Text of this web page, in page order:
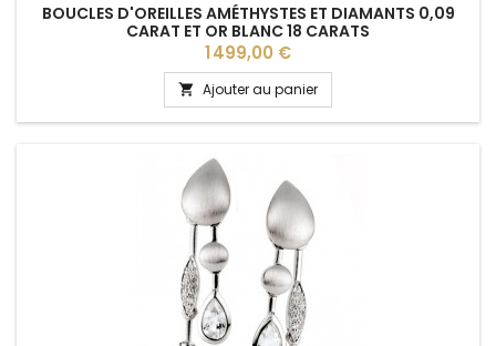
BOUCLES D'OREILLES AMÉTHYSTES ET DIAMANTS 0,09
CARAT ET OR BLANC 18 CARATS
Prix
1 499,00 €
 Ajouter au panier